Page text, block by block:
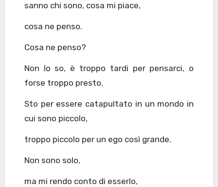
sanno chi sono, cosa mi piace,
cosa ne penso.
Cosa ne penso?
Non lo so, è troppo tardi per pensarci, o
forse troppo presto.
Sto per essere catapultato in un mondo in
cui sono piccolo,
troppo piccolo per un ego così grande.
Non sono solo,
ma mi rendo conto di esserlo,